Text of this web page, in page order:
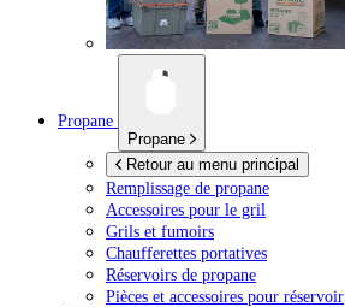
Propane
Propane
Retour au menu principal
Remplissage de propane
Accessoires pour le gril
Grils et fumoirs
Chaufferettes portatives
Réservoirs de propane
Pièces et accessoires pour réservoir